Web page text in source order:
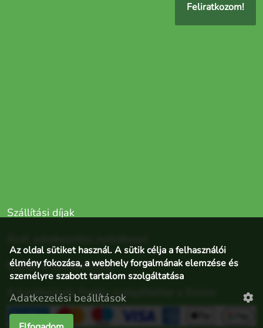
Szállítási díjak
Elállás a szerződéstől
A bankkártyás fizetés szolgáltatója a Barion
Feliratkozom!
Az oldal sütiket használ. A sütik célja a felhasználói
élmény fokozása, a webhely forgalmának elemzése és
személyre szabott tartalom szolgáltatása
Adatkezelési beállítások